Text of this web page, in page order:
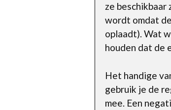
ze
wordt omdat
oplaadt). Wat
houden dat de
Het handige
gebruik je de
mee. Een